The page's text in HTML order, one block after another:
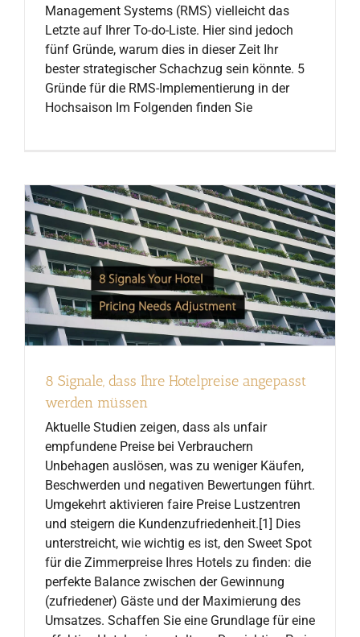
Management Systems (RMS) vielleicht das
Letzte auf Ihrer To-do-Liste. Hier sind jedoch
fünf Gründe, warum dies in dieser Zeit Ihr
bester strategischer Schachzug sein könnte. 5
Gründe für die RMS-Implementierung in der
Hochsaison Im Folgenden finden Sie
8 Signale, dass Ihre Hotelpreise angepasst
werden müssen
Aktuelle Studien zeigen, dass als unfair
empfundene Preise bei Verbrauchern
Unbehagen auslösen, was zu weniger Käufen,
Beschwerden und negativen Bewertungen führt.
Umgekehrt aktivieren faire Preise Lustzentren
und steigern die Kundenzufriedenheit.[1] Dies
unterstreicht, wie wichtig es ist, den Sweet Spot
für die Zimmerpreise Ihres Hotels zu finden: die
perfekte Balance zwischen der Gewinnung
(zufriedener) Gäste und der Maximierung des
Umsatzes. Schaffen Sie eine Grundlage für eine